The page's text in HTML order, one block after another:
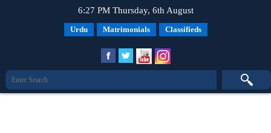
6:27 PM Thursday, 6th August
Urdu Matrimonials Classifieds